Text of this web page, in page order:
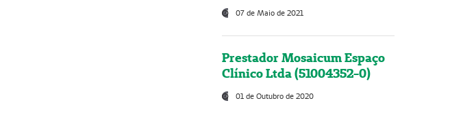
07 de Maio de 2021
Prestador Mosaicum Espaço
Clínico Ltda (51004352-0)
01 de Outubro de 2020